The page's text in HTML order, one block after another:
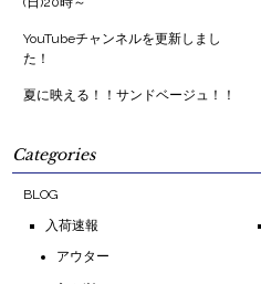
YouTubeチャンネルを更新しまし
た！
夏に映える！！サンドベージュ！！
Categories
BLOG
入荷速報
アウター